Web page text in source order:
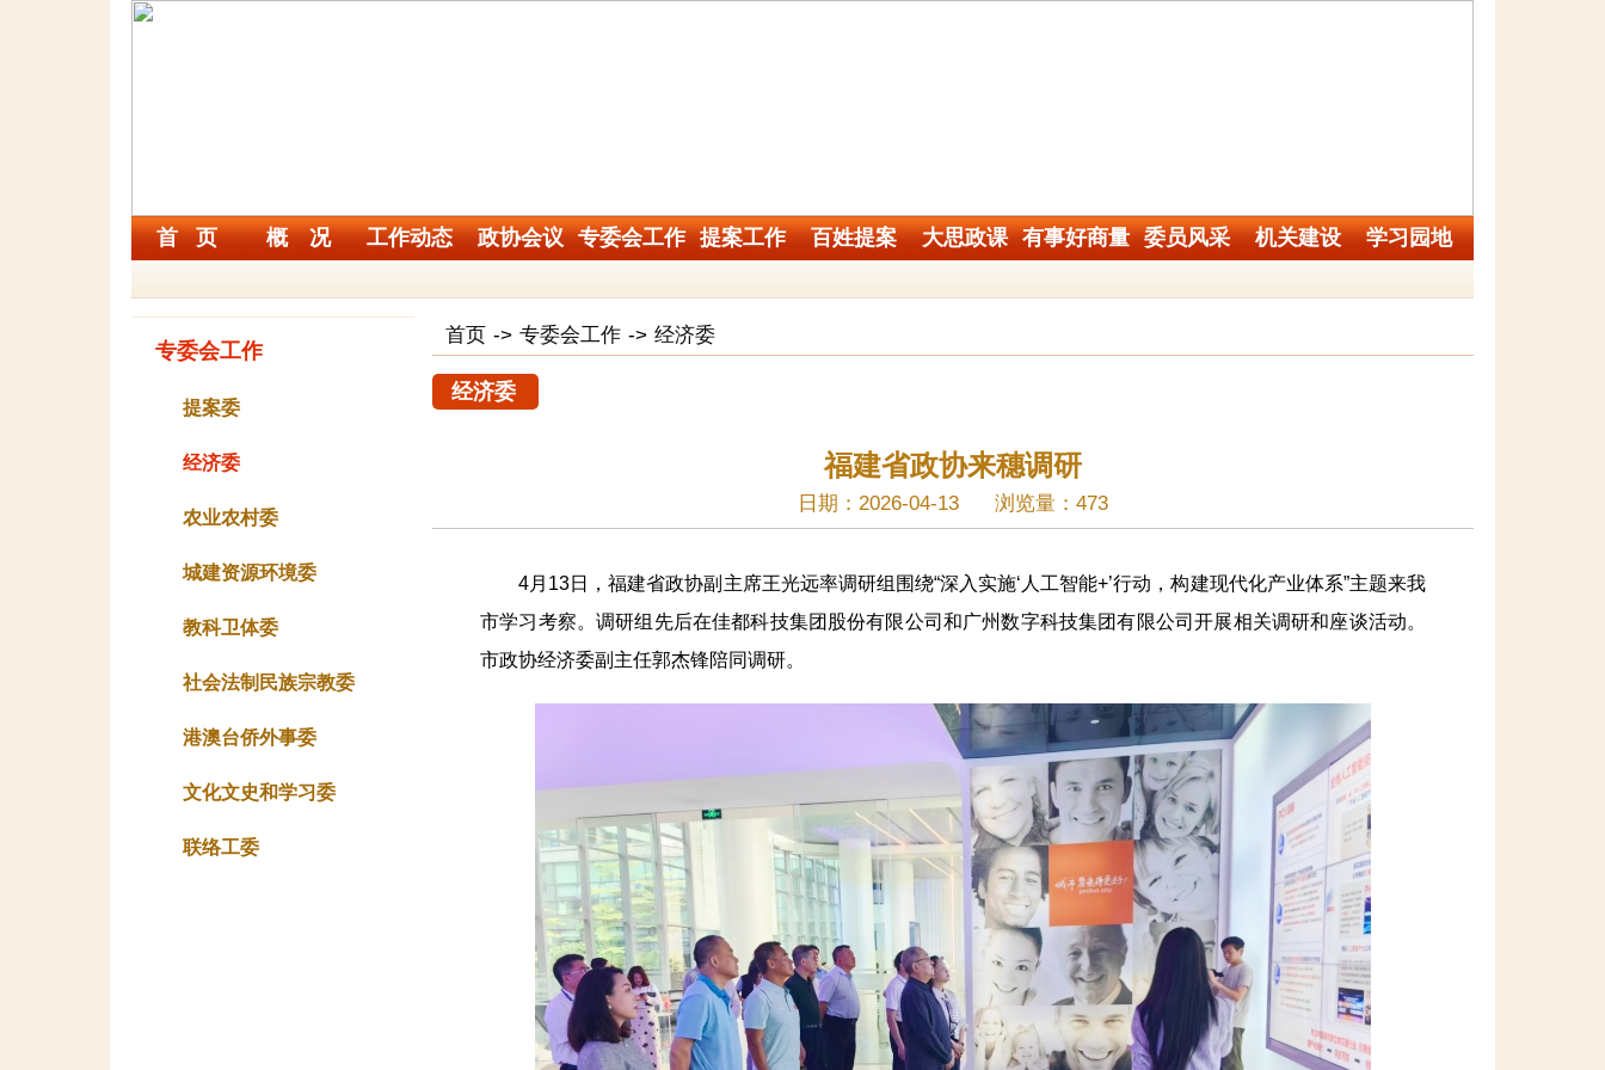
首 页 概 况 工作动态 政协会议 专委会工作 提案工作 百姓提案 大思政课 有事好商量 委员风采 机关建设 学习园地
专委会工作
提案委
经济委
农业农村委
城建资源环境委
教科卫体委
社会法制民族宗教委
港澳台侨外事委
文化文史和学习委
联络工委
首页 -> 专委会工作 -> 经济委
经济委
福建省政协来穗调研
日期：2026-04-13 浏览量：473
4月13日，福建省政协副主席王光远率调研组围绕“深入实施‘人工智能+’行动，构建现代化产业体系”主题来我
市学习考察。调研组先后在佳都科技集团股份有限公司和广州数字科技集团有限公司开展相关调研和座谈活动。
市政协经济委副主任郭杰锋陪同调研。